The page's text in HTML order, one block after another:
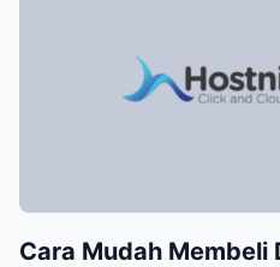
Cara Mudah Membeli